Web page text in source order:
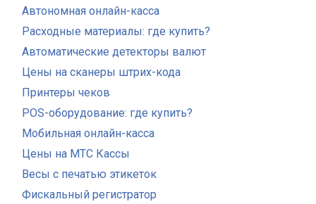
Автономная онлайн-касса
Расходные материалы: где купить?
Автоматические детекторы валют
Цены на сканеры штрих-кода
Принтеры чеков
POS-оборудование: где купить?
Мобильная онлайн-касса
Цены на МТС Кассы
Весы с печатью этикеток
Фискальный регистратор